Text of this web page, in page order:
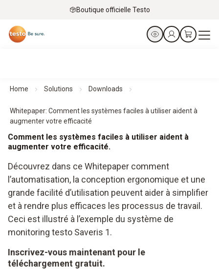
Boutique officielle Testo
Home Solutions Downloads
Whitepaper: Comment les systèmes faciles à utiliser aident à
augmenter votre efficacité
Comment les systèmes faciles à utiliser aident à
augmenter votre efficacité.
Découvrez dans ce Whitepaper comment
l’automatisation, la conception ergonomique et une
grande facilité d’utilisation peuvent aider à simplifier
et à rendre plus efficaces les processus de travail.
Ceci est illustré à l’exemple du système de
monitoring testo Saveris 1.
Inscrivez-vous maintenant pour le
téléchargement gratuit.